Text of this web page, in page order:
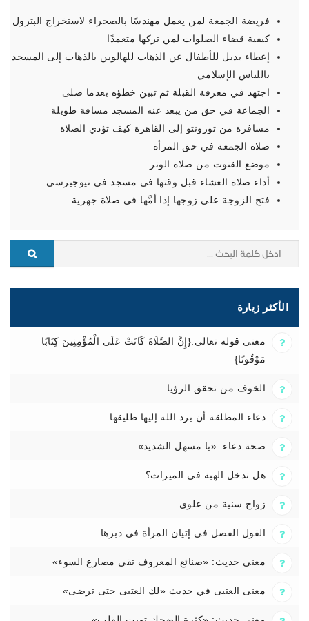
فريضة الجمعة لمن يعمل مهندسًا بالصحراء لاستخراج البترول
كيفية قضاء الصلوات لمن تركها متعمدًا
إعطاء بديل للأطفال عن الذهاب للهالوين بالذهاب إلى المسجد
باللباس الإسلامي
اجتهد في معرفة القبلة ثم تبين خطؤه بعدما صلى
الجماعة في حق من يبعد عنه المسجد مسافة طويلة
مسافرة من تورونتو إلى القاهرة كيف تؤدي الصلاة
صلاة الجمعة في حق المرأة
موضع القنوت من صلاة الوتر
أداء صلاة العشاء قبل وقتها في مسجد في نيوجيرسي
فتح الزوجة على زوجها إذا أمَّها في صلاة جهرية
الأكثر زيارة
معنى قوله تعالى:{إِنَّ الصَّلَاةَ كَانَتْ عَلَى الْمُؤْمِنِينَ كِتَابًا
مَوْقُوتًا}
الخوف من تحقق الرؤيا
دعاء المطلقة أن يرد الله إليها طليقها
صحة دعاء: «يا مسهل الشديد»
هل تدخل الهبة في الميراث؟
زواج سنية من علوي
القول الفصل في إتيان المرأة في دبرها
معنى حديث: «صنائع المعروف تقي مصارع السوء»
معنى العتبى في حديث «لك العتبى حتى ترضى»